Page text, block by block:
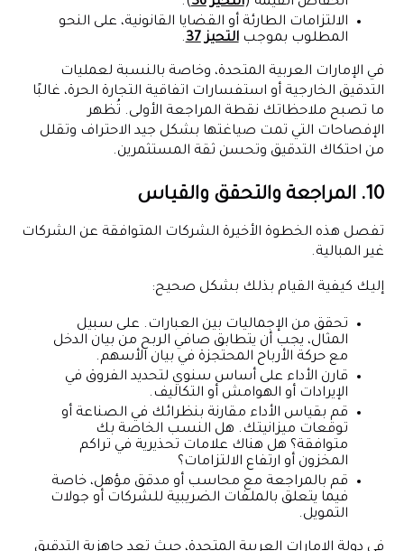
الالتزامات الطارئة أو القضايا القانونية، على النحو
المطلوب بموجبالتحيز 37 .
في الإمارات العربية المتحدة، وخاصة بالنسبة لعمليات
التدقيق الخارجية أو استفسارات اتفاقية التجارة الحرة، غالبًا
ما تصبح ملاحظاتك نقطة المراجعة الأولى. تُظهر
الإفصاحات التي تمت صياغتها بشكل جيد الاحتراف وتقلل
من احتكاك التدقيق وتحسن ثقة المستثمرين.
10. المراجعة والتحقق والقياس
تفصل هذه الخطوة الأخيرة الشركات المتوافقة عن الشركات
غير المبالية.
إليك كيفية القيام بذلك بشكل صحيح:
تحقق من الإجماليات بين العبارات. على سبيل
المثال، يجب أن يتطابق صافي الربح من بيان الدخل
مع حركة الأرباح المحتجزة في بيان الأسهم.
قارن الأداء على أساس سنوي لتحديد الفروق في
الإيرادات أو الهوامش أو التكاليف.
قم بقياس الأداء مقارنة بنظرائك في الصناعة أو
توقعات ميزانيتك. هل النسب الخاصة بك
متوافقة؟ هل هناك علامات تحذيرية في تراكم
المخزون أو ارتفاع الالتزامات؟
قم بالمراجعة مع محاسب أو مدقق مؤهل، خاصة
فيما يتعلق بالملفات الضريبية للشركات أو جولات
التمويل.